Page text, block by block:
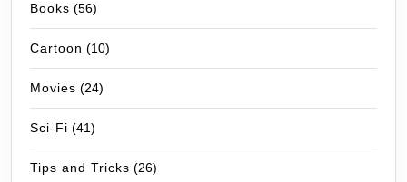
Books (56)
Cartoon (10)
Movies (24)
Sci-Fi (41)
Tips and Tricks (26)